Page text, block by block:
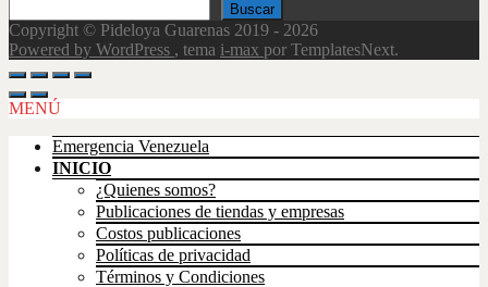
Buscar
Copyright © Pideloya Guarenas 2019 - 2026
Powered by WordPress , tema i-max por TemplatesNext.
Scroll
Up
MENÚ
Emergencia Venezuela
INICIO
¿Quienes somos?
Publicaciones de tiendas y empresas
Costos publicaciones
Políticas de privacidad
Términos y Condiciones